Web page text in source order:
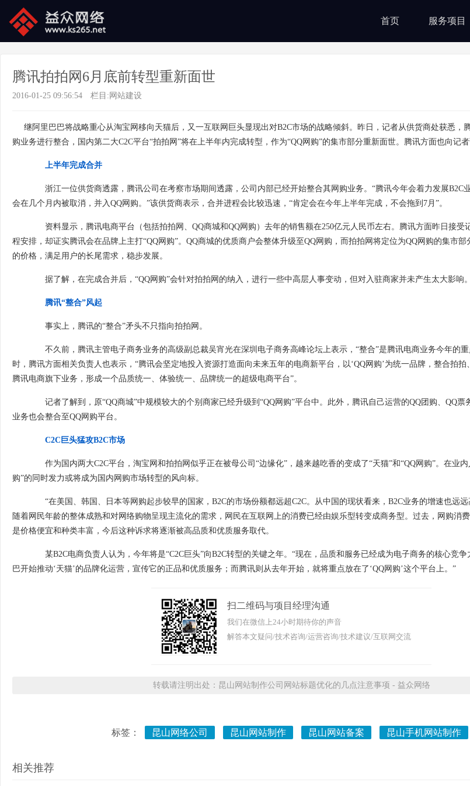
首页 服务项目
腾讯拍拍网6月底前转型重新面世
2016-01-25 09:56:54 栏目: 网站建设
继阿里巴巴将战略重心从淘宝网移向天猫后，又一互联网巨头显现出对B2C市场的战略倾斜。昨日，记者从供货商处获悉，
购业务进行整合，国内第二大C2C平台“拍拍网”将在上半年内完成转型，作为“QQ网购”的集市部分重新面世。腾讯方面也向记者
上半年完成合并
浙江一位供货商透露，腾讯公司在考察市场期间透露，公司内部已经开始整合其网购业务。“腾讯今年会着力发展B2C
会在几个月内被取消，并入QQ网购。”该供货商表示，合并进程会比较迅速，“肯定会在今年上半年完成，不会拖到7月”。
资料显示，腾讯电商平台（包括拍拍网、QQ商城和QQ网购）去年的销售额在250亿元人民币左右。腾讯方面昨日接受
程安排，却证实腾讯会在品牌上主打“QQ网购”。QQ商城的优质商户会整体升级至QQ网购，而拍拍网将定位为QQ网购的集市
的价格，满足用户的长尾需求，稳步发展。
据了解，在完成合并后，“QQ网购”会针对拍拍网的纳入，进行一些中高层人事变动，但对入驻商家并未产生太大影响。
腾讯“整合”风起
事实上，腾讯的“整合”矛头不只指向拍拍网。
不久前，腾讯主管电子商务业务的高级副总裁吴宵光在深圳电子商务高峰论坛上表示，“整合”是腾讯电商业务今年的
时，腾讯方面相关负责人也表示，“腾讯会坚定地投入资源打造面向未来五年的电商新平台，以‘QQ网购’为统一品牌，整合拍
腾讯电商旗下业务，形成一个品质统一、体验统一、品牌统一的超级电商平台”。
记者了解到，原“QQ商城”中规模较大的个别商家已经升级到“QQ网购”平台中。此外，腾讯自己运营的QQ团购、QQ票
业务也会整合至QQ网购平台。
C2C巨头猛攻B2C市场
作为国内两大C2C平台，淘宝网和拍拍网似乎正在被母公司“边缘化”，越来越吃香的变成了“天猫”和“QQ网购”。在业内
购”的同时发力或将成为国内网购市场转型的风向标。
“在美国、韩国、日本等网购起步较早的国家，B2C的市场份额都远超C2C。从中国的现状看来，B2C业务的增速也远远
随着网民年龄的整体成熟和对网络购物呈现主流化的需求，网民在互联网上的消费已经由娱乐型转变成商务型。过去，网购消
是价格便宜和种类丰富，今后这种诉求将逐渐被高品质和优质服务取代。
某B2C电商负责人认为，今年将是“C2C巨头”向B2C转型的关键之年。“现在，品质和服务已经成为电子商务的核心竞争
巴开始推动‘天猫’的品牌化运营，宣传它的正品和优质服务；而腾讯则从去年开始，就将重点放在了‘QQ网购’这个平台上。”
扫二维码与项目经理沟通
我们在微信上24小时期待你的声音
解答本文疑问/技术咨询/运营咨询/技术建议/互联网交流
转载请注明出处：昆山网站制作公司网站标题优化的几点注意事项 - 益众网络
标签： 昆山网络公司 昆山网站制作 昆山网站备案 昆山手机网站制作
相关推荐